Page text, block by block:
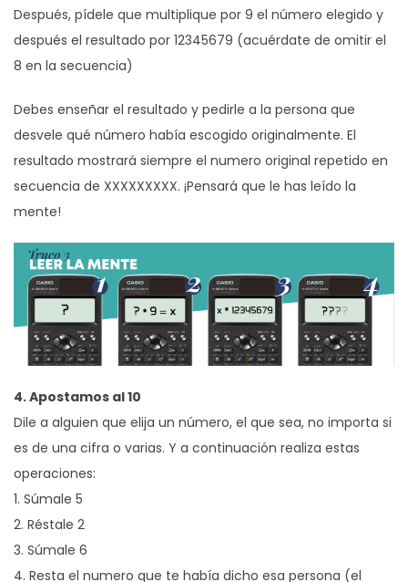
Después, pídele que multiplique por 9 el número elegido y
después el resultado por 12345679 (acuérdate de omitir el
8 en la secuencia)
Debes enseñar el resultado y pedirle a la persona que
desvele qué número había escogido originalmente. El
resultado mostrará siempre el numero original repetido en
secuencia de XXXXXXXXX. ¡Pensará que le has leído la
mente!
4. Apostamos al 10
Dile a alguien que elija un número, el que sea, no importa si
es de una cifra o varias. Y a continuación realiza estas
operaciones:
1. Súmale 5
2. Réstale 2
3. Súmale 6
4. Resta el numero que te había dicho esa persona (el